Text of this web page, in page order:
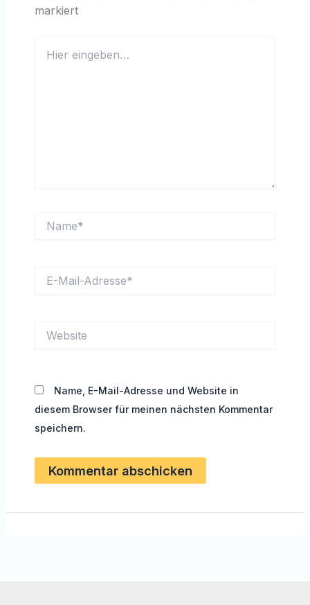
markiert
eingeben…
Mail-
Name, E-Mail-Adresse und Website in
diesem Browser für meinen nächsten Kommentar
speichern.